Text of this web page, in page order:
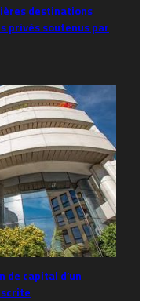
destinations
privés soutenus par
de capital d’un